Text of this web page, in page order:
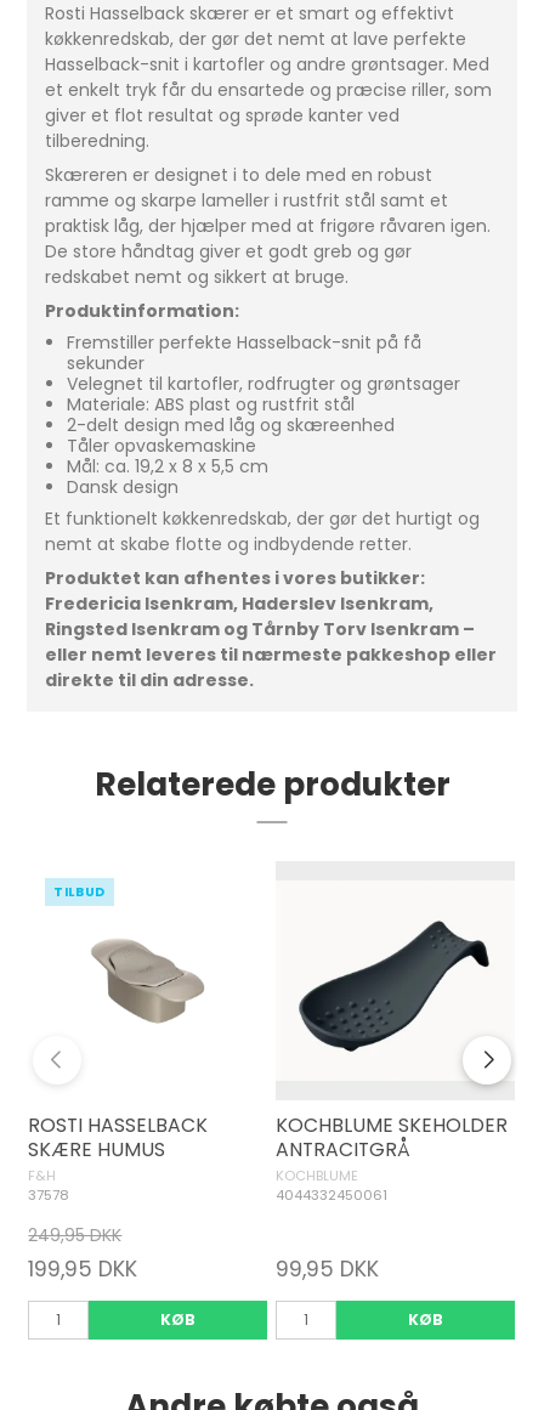
Rosti Hasselback skærer er et smart og effektivt
køkkenredskab, der gør det nemt at lave perfekte
Hasselback-snit i kartofler og andre grøntsager. Med
et enkelt tryk får du ensartede og præcise riller, som
giver et flot resultat og sprøde kanter ved
tilberedning.
Skæreren er designet i to dele med en robust
ramme og skarpe lameller i rustfrit stål samt et
praktisk låg, der hjælper med at frigøre råvaren igen.
De store håndtag giver et godt greb og gør
redskabet nemt og sikkert at bruge.
Produktinformation:
Fremstiller perfekte Hasselback-snit på få
sekunder
Velegnet til kartofler, rodfrugter og grøntsager
Materiale: ABS plast og rustfrit stål
2-delt design med låg og skæreenhed
Tåler opvaskemaskine
Mål: ca. 19,2 x 8 x 5,5 cm
Dansk design
Et funktionelt køkkenredskab, der gør det hurtigt og
nemt at skabe flotte og indbydende retter.
Produktet kan afhentes i vores butikker:
Fredericia Isenkram, Haderslev Isenkram,
Ringsted Isenkram og Tårnby Torv Isenkram –
eller nemt leveres til nærmeste pakkeshop eller
direkte til din adresse.
Relaterede produkter
TILBUD
ROSTI HASSELBACK
SKÆRE HUMUS
F&H
37578
249,95 DKK
199,95 DKK
KØB
KOCHBLUME SKEHOLDER
ANTRACITGRÅ
KOCHBLUME
4044332450061
99,95 DKK
KØB